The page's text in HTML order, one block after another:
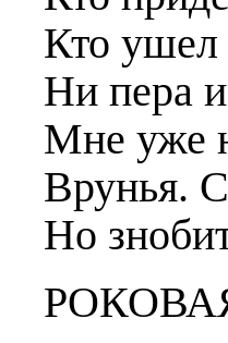
Кто ушел
Ни пера
Мне уже
Врунья.
Но